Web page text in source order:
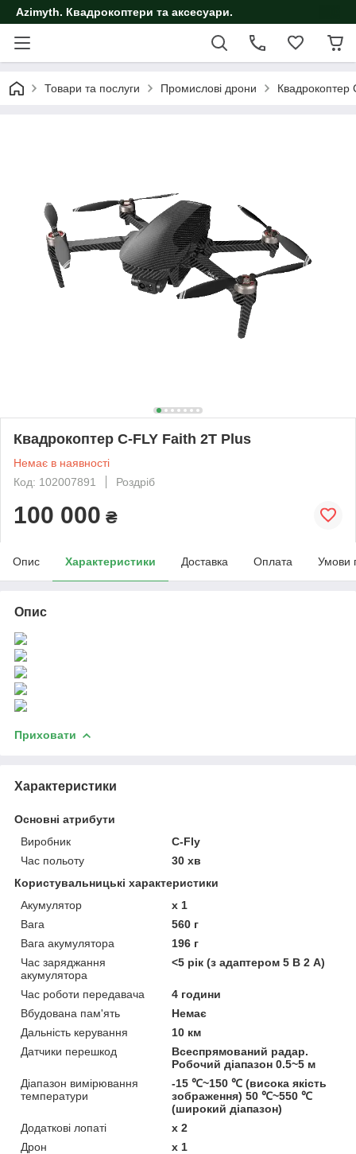
Azimyth. Квадрокоптери та аксесуари.
Товари та послуги Промислові дрони Квадрокоптер
Квадрокоптер C-FLY Faith 2T Plus
Немає в наявності
Код: 102007891
Роздріб
100 000 ₴
Опис Характеристики Доставка Оплата Умови
Опис
Приховати
Характеристики
Основні атрибути
Виробник
C-Fly
Час польоту
30 хв
Користувальницькі характеристики
Акумулятор
x 1
Вага
560 г
Вага акумулятора
196 г
Час заряджання
акумулятора
<5 рік (з адаптером 5 В 2 А)
Час роботи передавача
4 години
Вбудована пам'ять
Немає
Дальність керування
10 км
Датчики перешкод
Всеспрямований радар.
Робочий діапазон 0.5~5 м
Діапазон вимірювання
температури
-15 ℃~150 ℃ (висока якість
зображення) 50 ℃~550 ℃
(широкий діапазон)
Додаткові лопаті
x 2
Дрон
x 1